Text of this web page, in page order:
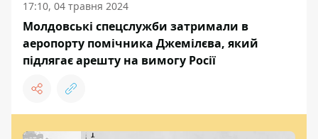
17:10, 04 травня 2024
Молдовські спецслужби затримали в
аеропорту помічника Джемілєва, який
підлягає арешту на вимогу Росії